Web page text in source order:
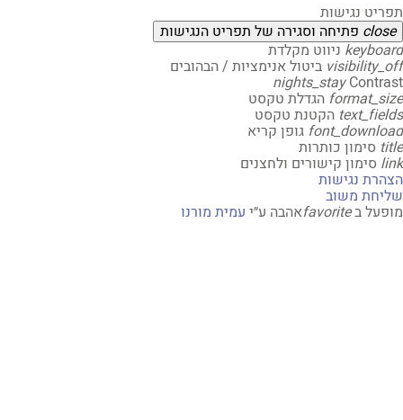
נגישות
פתיחה וסגירה של תפריט הנגישות
ניווט מקלדת
ביטול אנימציות / הבהובים
nights_stay
הגדלת טקסט
הקטנת טקסט
גופן קריא
סימון כותרות
סימון קישורים ולחצנים
נגישות
משוב
בfavoriteאהבהע״יעמית מורנו